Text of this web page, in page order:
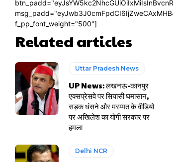
f_pp_font_weight="500"]
Related articles
Uttar Pradesh News
UP News: लखनऊ-कानपुर
एक्सप्रेसवे पर सियासी घमासान,
सड़क धंसने और मरम्मत के वीडियो
पर अखिलेश का योगी सरकार पर
हमला
Delhi NCR